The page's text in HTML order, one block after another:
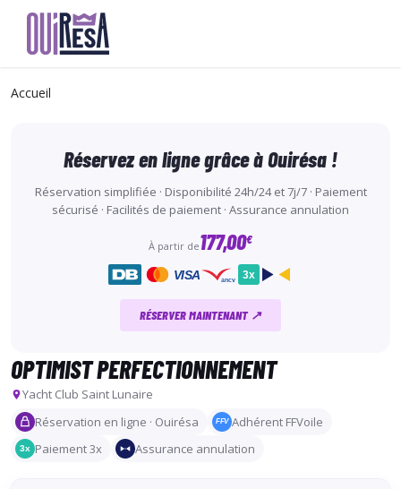
contenu
Accueil
OPTIMIST PERFECTIONNEMENT
Yacht Club Saint Lunaire
Réservation en ligne · Ouirésa
FFV Adhérent FFVoile
3x Paiement 3x Assurance annulation
Réservez en ligne grâce à Ouirésa !
Réservation simplifiée · Disponibilité 24h/24 et 7j/7 · Paiement
sécurisé · Facilités de paiement · Assurance annulation
À partir de177,00€
VISA ancv 3x
RÉSERVER MAINTENANT ↗